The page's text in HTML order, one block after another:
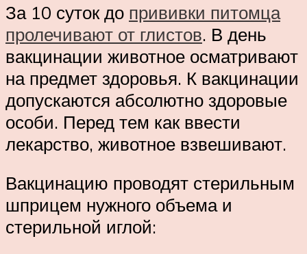
За 10 суток до прививки питомца
пролечивают от глистов. В день
вакцинации животное осматривают
на предмет здоровья. К вакцинации
допускаются абсолютно здоровые
особи. Перед тем как ввести
лекарство, животное взвешивают.
Вакцинацию проводят стерильным
шприцем нужного объема и
стерильной иглой: